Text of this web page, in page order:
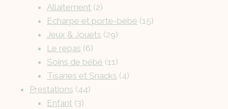
Allaitement 2
Echarpe et porte-bébé 15
Jeux & Jouets 29
Le repas 6
Soins de bébé 11
Tisanes et Snacks 4
Prestations 44
Enfant 3